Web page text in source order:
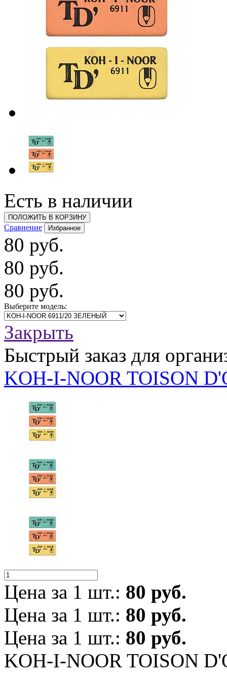
Есть в наличии
ПОЛОЖИТЬ В КОРЗИНУ
Сравнение Избранное
80 руб.
80 руб.
80 руб.
Выберите модель:
Закрыть
Быстрый заказ для
KOH-I-NOOR TOISON
Цена за 1 шт.: 80 руб.
Цена за 1 шт.: 80 руб.
Цена за 1 шт.: 80 руб.
KOH-I-NOOR TOISON